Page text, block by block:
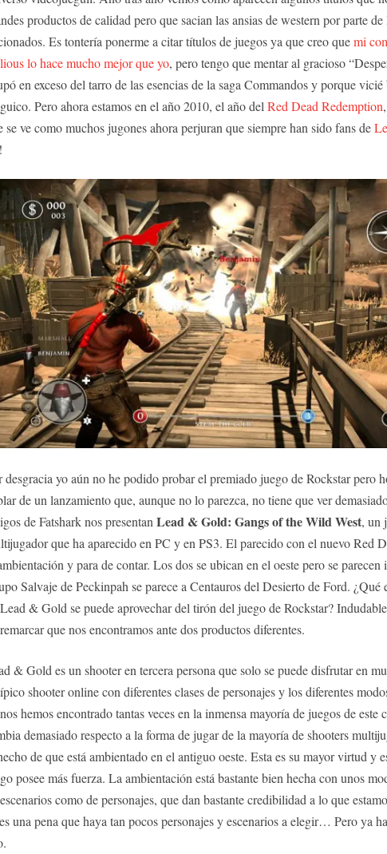
productos de calidad pero que sacian las ansias de western por parte de
Es tontería ponerme a citar títulos de juegos ya que creo quemi
lo hace mucho mejor que yo, pero tengo que mentar al gracioso
en exceso del tarro de las esencias de la saga Commandos y porque vicié
Pero ahora estamos en el año 2010, el año delRed Dead Redemption
se ve como muchos jugones ahora perjuran que siempre han sido fans de
desgracia yo aún no he podido probar el premiado juego de Rockstar pero
de un lanzamiento que, aunque no lo parezca, no tiene que ver
de Fatshark nos presentanLead & Gold: Gangs of the Wild West, un
que ha aparecido en PC y en PS3. El parecido con el nuevo Red
y para de contar. Los dos se ubican en el oeste pero se parecen
Salvaje de Peckinpah se parece a Centauros del Desierto de Ford. ¿Qué
& Gold se puede aprovechar del tirón del juego de Rockstar?
que nos encontramos ante dos productos diferentes.
& Gold es un shooter en tercera persona que solo se puede disfrutar en
shooter online con diferentes clases de personajes y los diferentes
hemos encontrado tantas veces en la inmensa mayoría de juegos de este
demasiado respecto a la forma de jugar de la mayoría de shooters
de que está ambientado en el antiguo oeste. Esta es su mayor virtud y
posee más fuerza. La ambientación está bastante bien hecha con unos
como de personajes, que dan bastante credibilidad a lo que
una pena que haya tan pocos personajes y escenarios a elegir… Pero ya